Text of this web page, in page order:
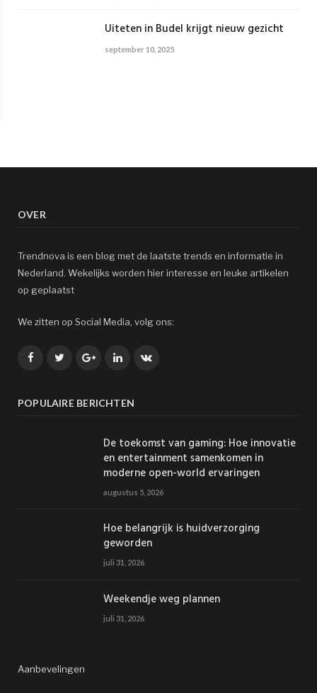
Uiteten in Budel krijgt nieuw gezicht
september 10, 2025
OVER
Trendnova is een blog met de laatste trends en informatie in
Nederland. Wekelijks worden hier interesse en leuke artikelen
op geplaatst
We zitten op Social Media, volg ons:
FacebookTwitterGoogle+LinkedInVK
POPULAIRE BERICHTEN
De toekomst van gaming: Hoe innovatie
en entertainment samenkomen in
moderne open-world ervaringen
augustus 5, 2026
Hoe belangrijk is huidverzorging
geworden
juli 31, 2026
Weekendje weg plannen
juli 31, 2026
Aanbevelingen